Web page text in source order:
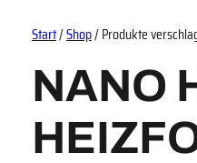
Start/Shop/ Produkte
NANO